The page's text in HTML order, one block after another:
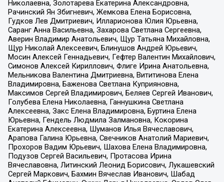
Николаевна, Золотарева Екатерина Александровна,
Рачинский Ян Збигневич, Жемкова Елена Борисовна,
Гудков Лев Дмитриевич, Илларионова Юлия Юрьевна,
Саранг Анна Васильевна, Захарова Светлана Сергеевна,
Аверин Владимир Анатольевич, Щур Татьяна Михайловна,
Щур Николай Алексеевич, Блинушов Андрей Юрьевич,
Мосин Алексей Геннадьевич, Гефтер Валентин Михайлович,
Симонов Алексей Кириллович, Флиге Ирина Анатольевна,
Мельникова Валентина Дмитриевна, Вититинова Елена
Владимировна, Баженова Светлана Куприяновна,
Максимов Сергей Владимирович, Беляев Сергей Иванович,
Голубева Елена Николаевна, Ганнушкина Светлана
Алексеевна, Закс Елена Владимировна, Буртина Елена
Юрьевна, Гендель Людмила Залмановна, Кокорина
Екатерина Алексеевна, Шуманов Илья Вячеславович,
Арапова Галина Юрьевна, Свечников Анатолий Мариевич,
Прохоров Вадим Юрьевич, Шахова Елена Владимировна,
Подузов Сергей Васильевич, Протасова Ирина
Вячеславовна, Литинский Леонид Борисович, Лукашевский
Сергей Маркович, Бахмин Вячеслав Иванович, Шабад